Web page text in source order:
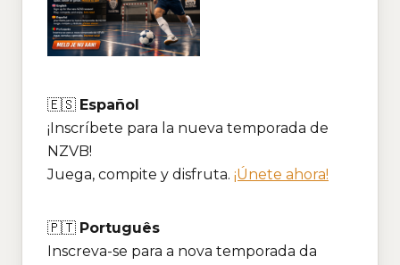
🇪🇸 Español
¡Inscríbete para la nueva temporada de
NZVB!
Juega, compite y disfruta. ¡Únete ahora!
🇵🇹 Português
Inscreva-se para a nova temporada da